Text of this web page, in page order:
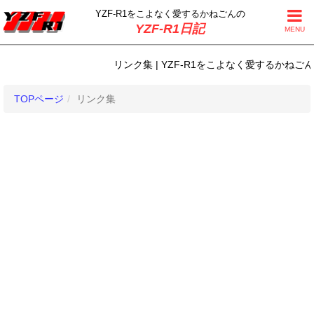
MENU
YZF-R1をこよなく 愛するかねごんの
YZF-R1日記
リンク集 | YZF-R1をこよなく愛するかねごん
TOPページ リンク集